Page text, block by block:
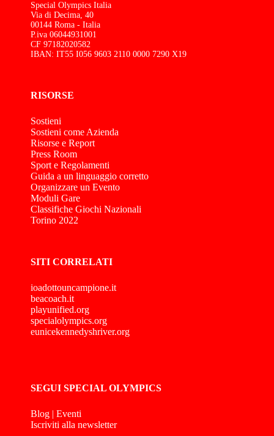
Special Olympics Italia
Via di Decima, 40
00144 Roma - Italia
P.iva 06044931001
CF 97182020582
IBAN: IT55 I056 9603 2110 0000 7290 X19
RISORSE
Sostieni
Sostieni come Azienda
Risorse e Report
Press Room
Sport e Regolamenti
Guida a un linguaggio corretto
Organizzare un Evento
Moduli Gare
Classifiche Giochi Nazionali
Torino 2022
SITI CORRELATI
ioadottouncampione.it
beacoach.it
playunified.org
specialolympics.org
eunicekennedyshriver.org
SEGUI SPECIAL OLYMPICS
Blog | Eventi
Iscriviti alla newsletter